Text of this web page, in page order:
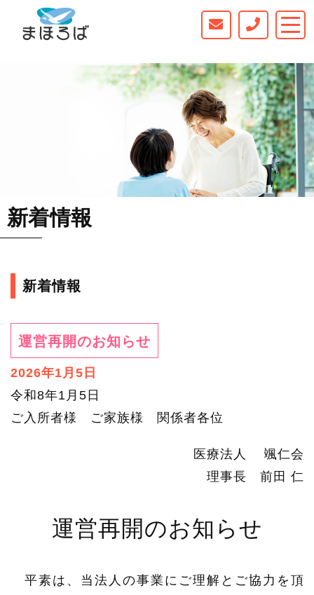
新着情報
新着情報
運営再開のお知らせ
2026年1月5日
令和8年1月5日
ご入所者様 ご家族様 関係者各位
医療法人 颯仁会
理事長 前田 仁
運営再開のお知らせ
平素は、当法人の事業にご理解とご協力を頂